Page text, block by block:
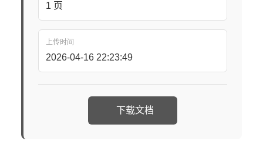
1 页
上传时间
2026-04-16 22:23:49
下载文档